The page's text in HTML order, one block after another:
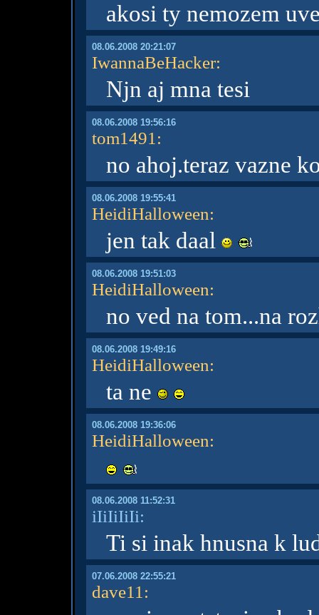
akosi ty nemozem
08.06.2008 20:21:07
IwannaBeHacker:
Njn aj mna tesi
08.06.2008 19:56:16
tom1491 :
no ahoj.teraz vazne
08.06.2008 19:55:41
HeidiHalloween:
jen tak daal
08.06.2008 19:51:03
HeidiHalloween:
no ved na tom...na
08.06.2008 19:49:16
HeidiHalloween:
ta ne
08.06.2008 19:36:06
HeidiHalloween:
08.06.2008 11:52:31
iIiIiIiIi:
Ti si inak hnusna k
07.06.2008 22:55:21
dave11 :